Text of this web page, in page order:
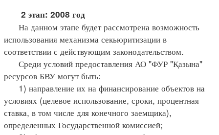
2 этап: 2008 год
На данном этапе будет рассмотрена возможность
использования механизма секьюритизации в
соответствии с действующим законодательством.
Среди условий предоставления АО "ФУР "Қазына"
ресурсов БВУ могут быть:
1) направление их на финансирование объектов на
условиях (целевое использование, сроки, процентная
ставка, в том числе для конечного заемщика),
определенных Государственной комиссией;